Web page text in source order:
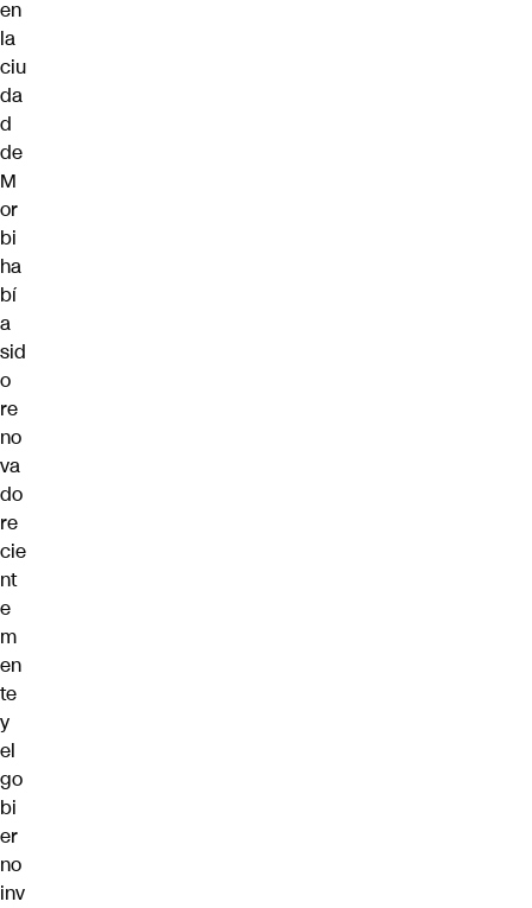
en
la
ciu
da
d
de
M
or
bi
ha
bí
a
sid
o
re
no
va
do
re
cie
nt
e
m
en
te
y
el
go
bi
er
no
inv